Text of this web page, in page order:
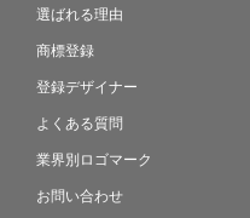
選ばれる理由
商標登録
登録デザイナー
よくある質問
業界別ロゴマーク
お問い合わせ